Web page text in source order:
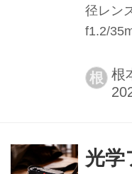
径レン
f1.2/
根 根
光学